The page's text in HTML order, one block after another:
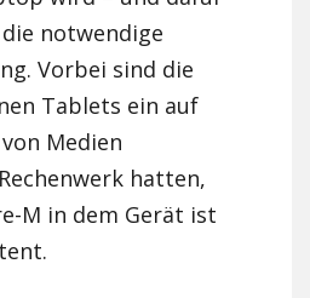
notwendige
Vorbei sind die
Tablets ein auf
Medien
hatten,
M in dem Gerät ist